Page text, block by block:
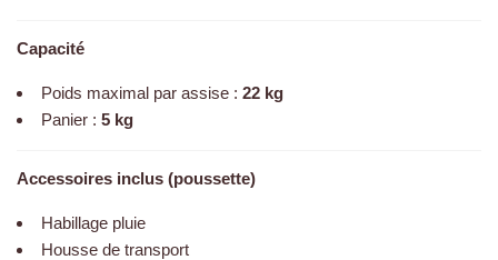
Capacité
Poids maximal par assise : 22 kg
Panier : 5 kg
Accessoires inclus (poussette)
Habillage pluie
Housse de transport